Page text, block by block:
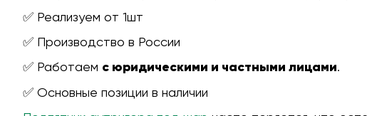
✅ Реализуем от 1шт
✅ Производство в России
✅ Работаем с юридическими и частными лицами.
✅ Основные позиции в наличии